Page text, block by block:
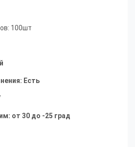
100шт
Есть
от 30 до -25 град